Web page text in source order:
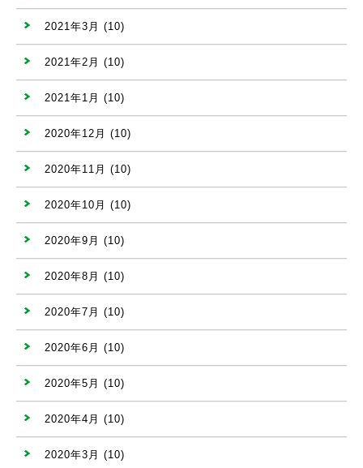
2021年3月 (10)
2021年2月 (10)
2021年1月 (10)
2020年12月 (10)
2020年11月 (10)
2020年10月 (10)
2020年9月 (10)
2020年8月 (10)
2020年7月 (10)
2020年6月 (10)
2020年5月 (10)
2020年4月 (10)
2020年3月 (10)